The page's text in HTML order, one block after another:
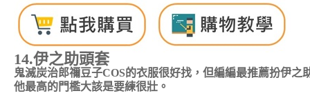
14.伊之助頭套
鬼滅炭治郎禰豆子COS的衣服很好找，但編編最推薦扮伊之
他最高的門檻大該是要練很壯。